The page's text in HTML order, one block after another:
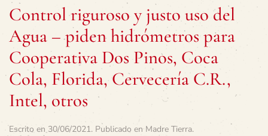
Control riguroso y justo uso del
Agua – piden hidrómetros para
Cooperativa Dos Pinos, Coca
Cola, Florida, Cervecería C.R.,
Intel, otros
Escrito en30/06/2021. Publicado en Madre Tierra.